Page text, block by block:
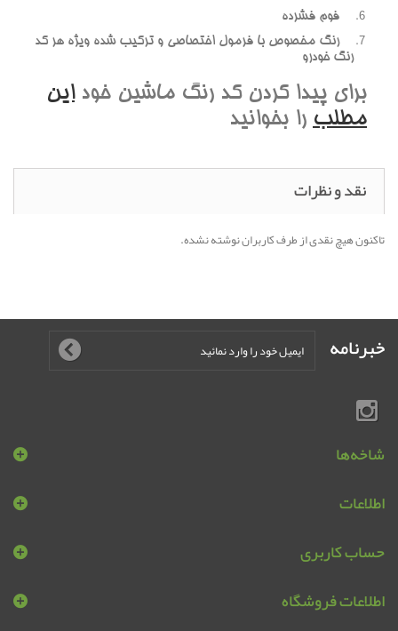
فوم فشرده
رنگ مخصوص با فرمول اختصاصي و ترکيب شده ويژه هر کد
رنگ خودرو
براي پيدا کردن کد رنگ ماشين خوداين
مطلب را بخوانيد
نقد و نظرات
تاکنون هیچ نقدی از طرف کاربران نوشته نشده.
خبرنامه
شاخه‌ها
اطلاعات
حساب کاربری
اطلاعات فروشگاه